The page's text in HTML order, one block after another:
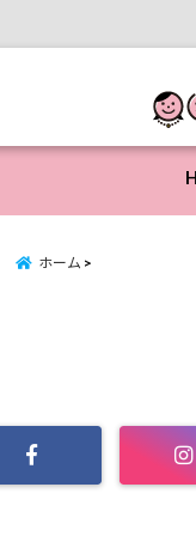
ホーム